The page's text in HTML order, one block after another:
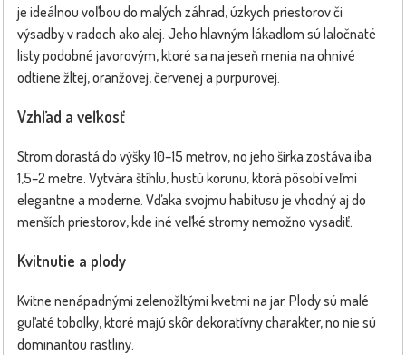
je ideálnou voľbou do malých záhrad, úzkych priestorov či
výsadby v radoch ako alej. Jeho hlavným lákadlom sú laločnaté
listy podobné javorovým, ktoré sa na jeseň menia na ohnivé
odtiene žltej, oranžovej, červenej a purpurovej.
Vzhľad a veľkosť
Strom dorastá do výšky 10–15 metrov, no jeho šírka zostáva iba
1,5–2 metre. Vytvára štíhlu, hustú korunu, ktorá pôsobí veľmi
elegantne a moderne. Vďaka svojmu habitusu je vhodný aj do
menších priestorov, kde iné veľké stromy nemožno vysadiť.
Kvitnutie a plody
Kvitne nenápadnými zelenožltými kvetmi na jar. Plody sú malé
guľaté tobolky, ktoré majú skôr dekoratívny charakter, no nie sú
dominantou rastliny.